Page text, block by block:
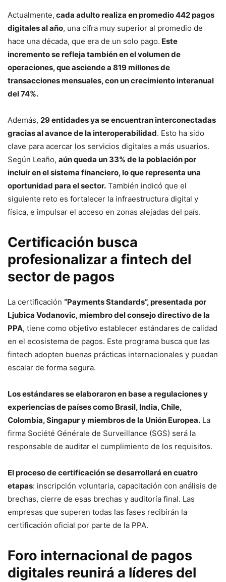
Actualmente, cada adulto realiza en promedio 442 pagos
digitales al año, una cifra muy superior al promedio de
hace una década, que era de un solo pago. Este
incremento se refleja también en el volumen de
operaciones, que asciende a 819 millones de
transacciones mensuales, con un crecimiento interanual
del 74%.
Además, 29 entidades ya se encuentran interconectadas
gracias al avance de la interoperabilidad. Esto ha sido
clave para acercar los servicios digitales a más usuarios.
Según Leaño, aún queda un 33% de la población por
incluir en el sistema financiero, lo que representa una
oportunidad para el sector. También indicó que el
siguiente reto es fortalecer la infraestructura digital y
física, e impulsar el acceso en zonas alejadas del país.
Certificación busca
profesionalizar a fintech del
sector de pagos
La certificación “Payments Standards”, presentada por
Ljubica Vodanovic, miembro del consejo directivo de la
PPA, tiene como objetivo establecer estándares de calidad
en el ecosistema de pagos. Este programa busca que las
fintech adopten buenas prácticas internacionales y puedan
escalar de forma segura.
Los estándares se elaboraron en base a regulaciones y
experiencias de países como Brasil, India, Chile,
Colombia, Singapur y miembros de la Unión Europea. La
firma Société Générale de Surveillance (SGS) será la
responsable de auditar el cumplimiento de los requisitos.
El proceso de certificación se desarrollará en cuatro
etapas: inscripción voluntaria, capacitación con análisis de
brechas, cierre de esas brechas y auditoría final. Las
empresas que superen todas las fases recibirán la
certificación oficial por parte de la PPA.
Foro internacional de pagos
digitales reunirá a líderes del